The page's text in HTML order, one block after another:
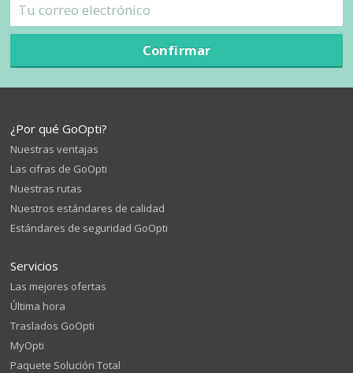
Confirmar
¿Por qué GoOpti?
Nuestras ventajas
Las cifras de GoOpti
Nuestras rutas
Nuestros estándares de calidad
Estándares de seguridad GoOpti
Servicios
Las mejores ofertas
Última hora
Traslados GoOpti
MyOpti
Paquete Solución Total